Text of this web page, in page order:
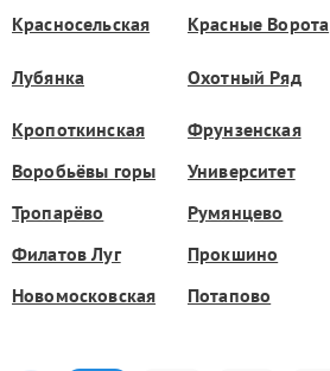
Красносельская Красные Ворота
Лубянка Охотный Ряд
Кропоткинская
Фрунзенская
Воробьёвы горы
Университет
Тропарёво
Румянцево
Филатов Луг
Прокшино
Новомосковская
Потапово